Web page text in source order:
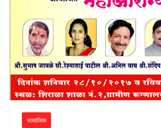
सामाजिक